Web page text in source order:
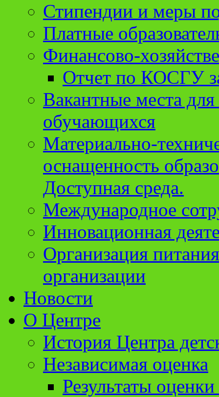
Стипендии и меры
Платные
Финансово-
Отчет по КОСГУ
Вакантные места
обучающихся
Материально-
оснащенность
Доступная среда.
Международное
Инновационная
Организация
организации
Новости
О Центре
История Центра
Независимая оценка
Результаты